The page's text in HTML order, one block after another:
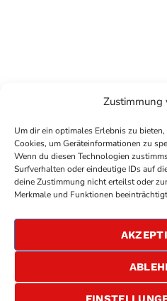
Zustimmung
Um dir ein optimales Erlebnis zu
Cookies, um Geräteinformationen zu
Wenn du diesen Technologien
Surfverhalten oder eindeutige IDs auf
deine Zustimmung nicht erteilst oder
Merkmale und Funktionen
COPYRIGHTANTENNE BAD
DATENSCHUTZERKLÄRUNG